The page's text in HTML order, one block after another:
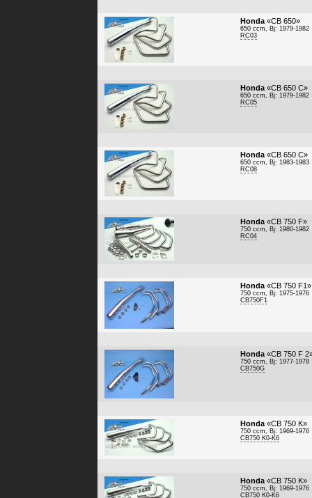
Honda «CB 650»
650 ccm, Bj: 1979-1982
RC03
Honda «CB 650 C»
650 ccm, Bj: 1979-1982
RC05
Honda «CB 650 C»
650 ccm, Bj: 1983-1983
RC08
Honda «CB 750 F»
750 ccm, Bj: 1980-1982
RC04
Honda «CB 750 F1»
750 ccm, Bj: 1975-1976
CB750F1
Honda «CB 750 F
750 ccm, Bj: 1977-1978
CB750G
Honda «CB 750 K»
750 ccm, Bj: 1969-1976
CB750 K0-K6
Honda «CB 750 K»
750 ccm, Bj: 1969-1976
CB750 K0-K6